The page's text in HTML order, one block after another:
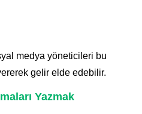
medya yöneticileri bu
gelir elde edebilir.
Yazmak